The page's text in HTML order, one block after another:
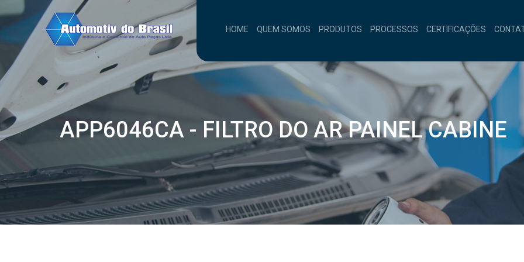
HOME QUEM SOMOS PRODUTOS PROCESSOS CERTIFICAÇÕES
APP6046CA - FILTRO DO AR PAINEL CABINE